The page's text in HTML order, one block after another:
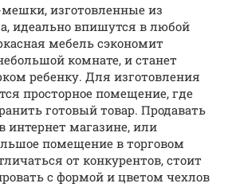
изготовленные из
идеально впишутся в любой
мебель сэкономит
комнате, и станет
ребенку. Для изготовления
просторное помещение, где
готовый товар. Продавать
интернет магазине, или
помещение в торговом
от конкурентов, стоит
с формой и цветом чехлов